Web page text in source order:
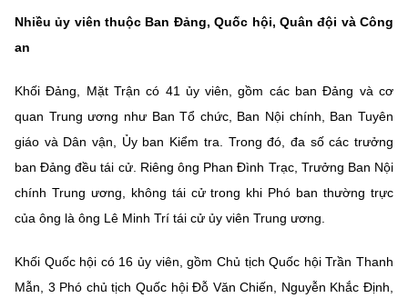
Nhiều ủy viên thuộc Ban Đảng, Quốc hội, Quân đội và Công
an
Khối Đảng, Mặt Trận có 41 ủy viên, gồm các ban Đảng và cơ
quan Trung ương như Ban Tổ chức, Ban Nội chính, Ban Tuyên
giáo và Dân vận, Ủy ban Kiểm tra. Trong đó, đa số các trưởng
ban Đảng đều tái cử. Riêng ông Phan Đình Trạc, Trưởng Ban Nội
chính Trung ương, không tái cử trong khi Phó ban thường trực
của ông là ông Lê Minh Trí tái cử ủy viên Trung ương.
Khối Quốc hội có 16 ủy viên, gồm Chủ tịch Quốc hội Trần Thanh
Mẫn, 3 Phó chủ tịch Quốc hội Đỗ Văn Chiến, Nguyễn Khắc Định,